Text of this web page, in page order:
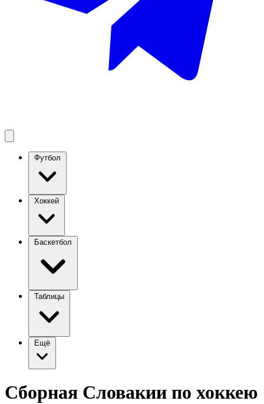
Футбол
Хоккей
Баскетбол
Таблицы
Ещё
Сборная Словакии по хоккею